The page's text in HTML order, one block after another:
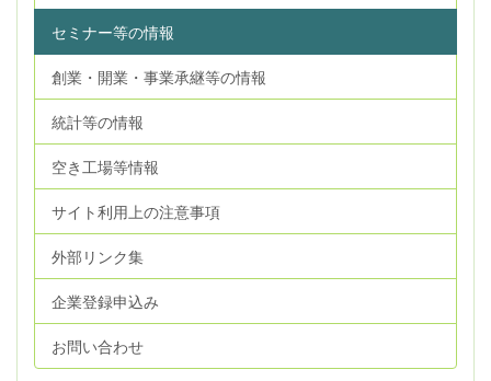
セミナー等の情報
創業・開業・事業承継等の情報
統計等の情報
空き工場等情報
サイト利用上の注意事項
外部リンク集
企業登録申込み
お問い合わせ